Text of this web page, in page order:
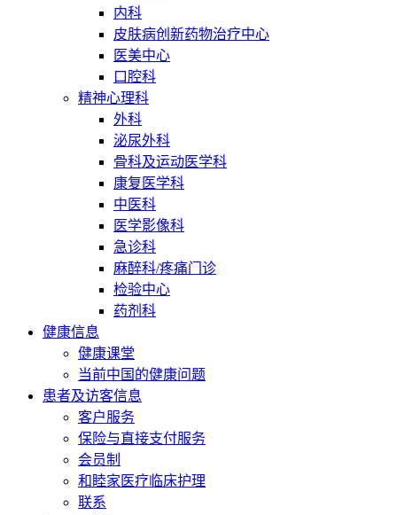
内科
皮肤病创新药物治疗中心
医美中心
口腔科
精神心理科
外科
泌尿外科
骨科及运动医学科
康复医学科
中医科
医学影像科
急诊科
麻醉科/疼痛门诊
检验中心
药剂科
健康信息
健康课堂
当前中国的健康问题
患者及访客信息
客户服务
保险与直接支付服务
会员制
和睦家医疗临床护理
联系